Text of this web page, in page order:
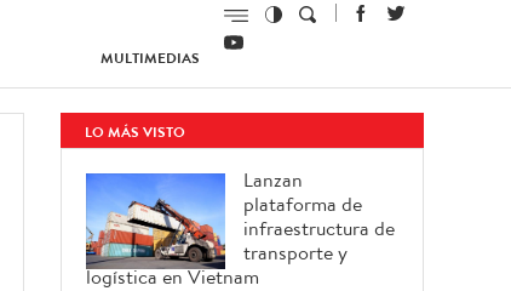
MULTIMEDIAS
LO MÁS VISTO
Lanzan
plataforma de
infraestructura de
transporte y
logística en Vietnam